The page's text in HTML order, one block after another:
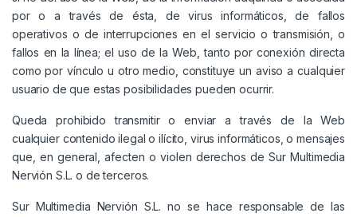
por o a través de ésta, de virus informáticos, de fallos
operativos o de interrupciones en el servicio o transmisión, o
fallos en la línea; el uso de la Web, tanto por conexión directa
como por vínculo u otro medio, constituye un aviso a cualquier
usuario de que estas posibilidades pueden ocurrir.
Queda prohibido transmitir o enviar a través de la Web
cualquier contenido ilegal o ilícito, virus informáticos, o mensajes
que, en general, afecten o violen derechos de Sur Multimedia
Nervión S.L. o de terceros.
Sur Multimedia Nervión S.L. no se hace responsable de las